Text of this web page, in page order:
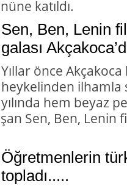
katıldı.
Sen, Ben, Lenin
galası
Yıllar önce Akçakoca
heykelinden ilhamla
yılında hem beyaz
Sen, Ben, Lenin
Öğretmenlerin
topladı.....